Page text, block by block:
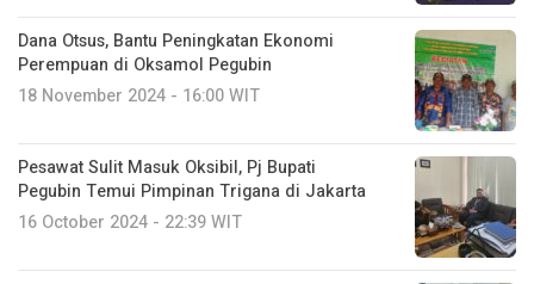
Dana Otsus, Bantu Peningkatan Ekonomi
Perempuan di Oksamol Pegubin
18 November 2024 - 16:00 WIT
Pesawat Sulit Masuk Oksibil, Pj Bupati
Pegubin Temui Pimpinan Trigana di Jakarta
16 October 2024 - 22:39 WIT